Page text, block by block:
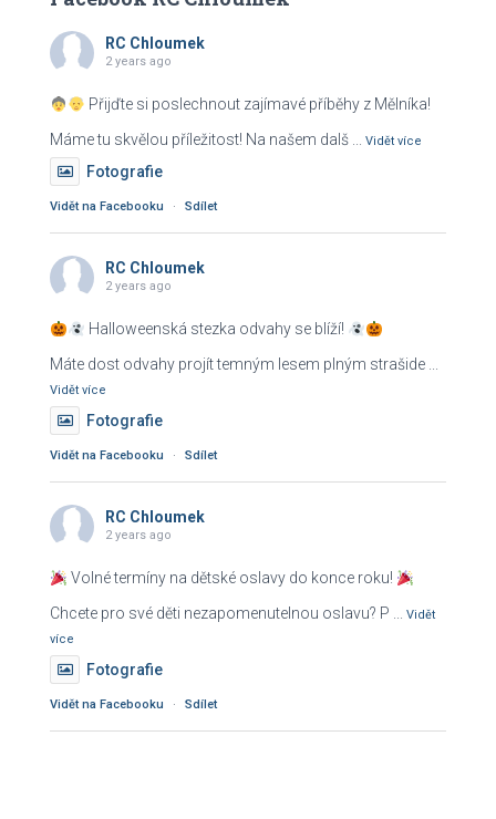
d
á
v
n
RC Chloumek
2 years ago
Přijďte si poslechnout zajímavé příběhy z Mělníka!
Máme tu skvělou příležitost! Na našem dalš ... Vidět více
Fotografie
Vidět na Facebooku · Sdílet
RC Chloumek
2 years ago
Halloweenská stezka odvahy se blíží!
Máte dost odvahy projít temným lesem plným strašide ...
Vidět více
Fotografie
Vidět na Facebooku · Sdílet
RC Chloumek
2 years ago
Volné termíny na dětské oslavy do konce roku!
Chcete pro své děti nezapomenutelnou oslavu? P ... Vidět
více
Fotografie
Vidět na Facebooku · Sdílet